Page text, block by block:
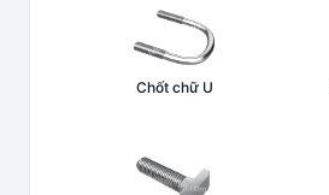
Chốt chữ U